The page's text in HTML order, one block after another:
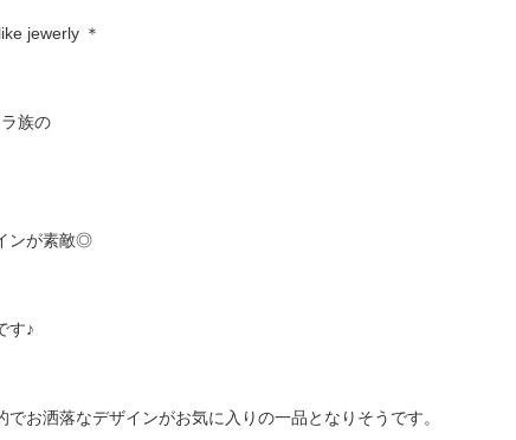
jewerly ＊
族の
ンが素敵◎
す♪
お洒落なデザインがお気に入りの一品となりそうです。